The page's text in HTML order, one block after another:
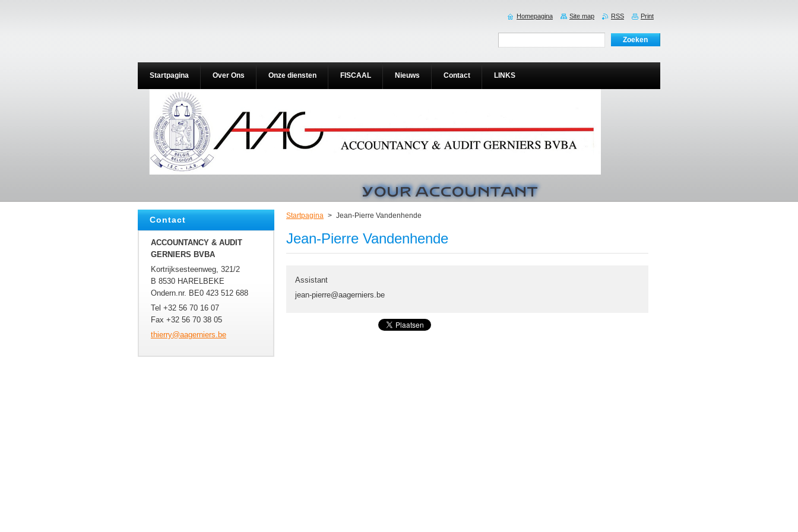
Startpagina > Jean-Pierre Vandenhende
Jean-Pierre Vandenhende
Assistant
jean-pierre@aagerniers.be
Contact
ACCOUNTANCY & AUDIT
GERNIERS BVBA
Kortrijksesteenweg, 321/2
B 8530 HARELBEKE
Ondern.nr. BE0 423 512 688
Tel +32 56 70 16 07
Fax +32 56 70 38 05
thierry@aagerniers.be
Startpagina Over Ons Onze diensten FISCAAL Nieuws Contact LINKS
Homepagina Site map RSS Print